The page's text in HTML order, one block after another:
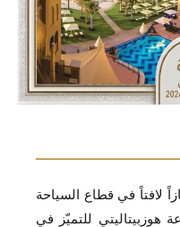
لافتاً في قطاع السياحة
هوزبيتاليتي للتميّز في